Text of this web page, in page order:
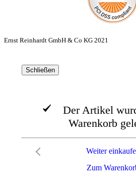
Ernst Reinhardt GmbH & Co KG 2021
Schließen
Der Artikel
Warenkorb
Zum
Weiter